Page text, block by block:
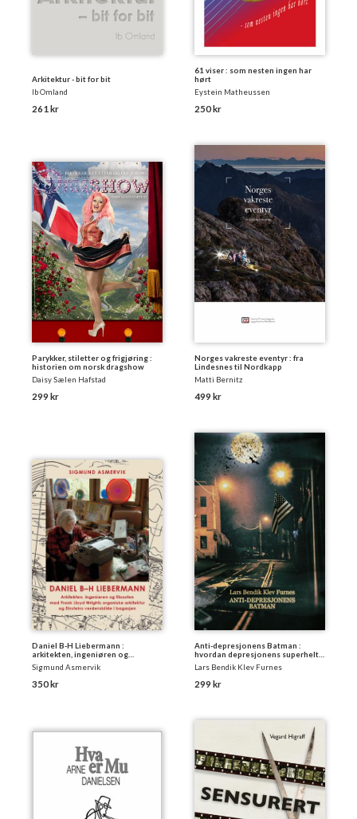
Arkitektur - bit for bit
Ib Omland
261 kr
61 viser : som nesten ingen har
hørt
Eystein Matheussen
250 kr
Parykker, stiletter og frigjøring :
historien om norsk dragshow
Daisy Sælen Hafstad
299 kr
Norges vakreste eventyr : fra
Lindesnes til Nordkapp
Matti Bernitz
499 kr
Daniel B-H Liebermann :
arkitekten, ingeniøren og
filosofen med Frank Lloyd Wrights
Taliesin og Einsteins verdensbilde
i bagasjen
Sigmund Asmervik
350 kr
Anti-depresjonens Batman :
hvordan depresjonens superhelt-
gründere startet et marked, og om
paralleller til nåtidens situasjon
med fattige tegneserieskapere,
med vekt på Batman
Lars Bendik Klev Furnes
299 kr